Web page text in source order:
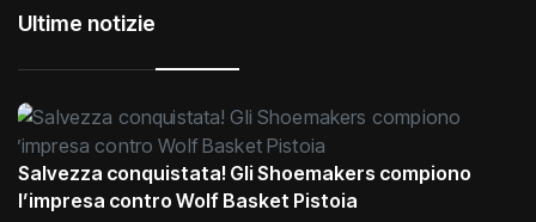
Ultime notizie
Salvezza conquistata! Gli Shoemakers compiono
l’impresa contro Wolf Basket Pistoia